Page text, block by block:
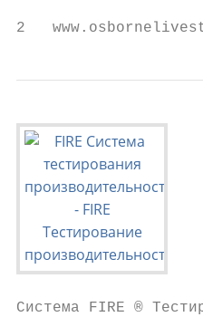
2
Система FIRE ®